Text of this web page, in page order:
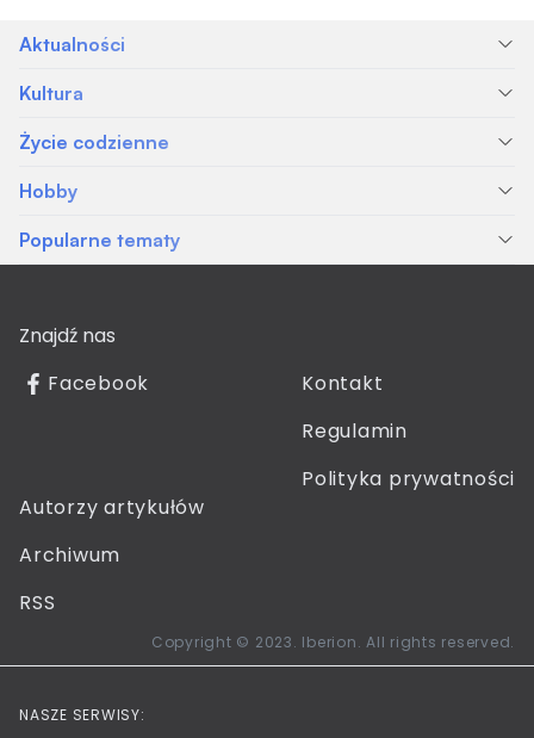
Aktualności
Kultura
Życie codzienne
Hobby
Popularne tematy
Znajdź nas
Facebook
Kontakt
Regulamin
Polityka prywatności
Autorzy artykułów
Archiwum
RSS
Copyright © 2023. Iberion. All rights reserved.
NASZE SERWISY: